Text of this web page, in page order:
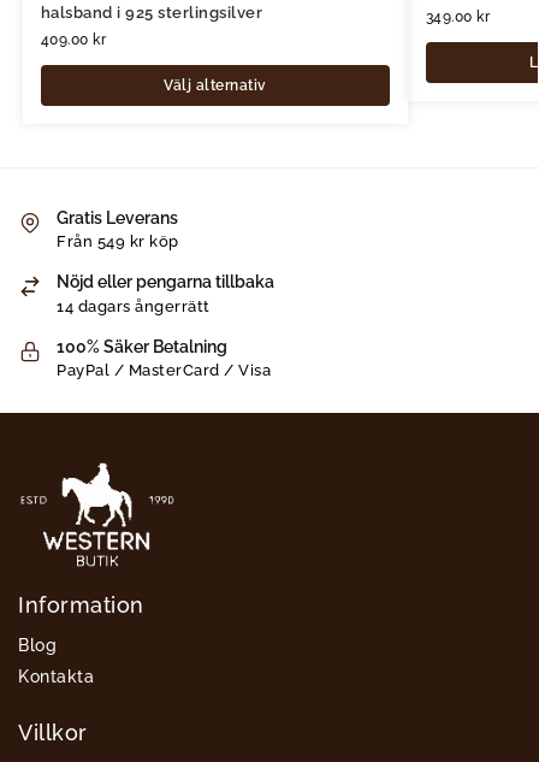
halsband i 925 sterlingsilver
409.00 kr
Välj alternativ
349.00 kr
Gratis Leverans
Från 549 kr köp
Nöjd eller pengarna tillbaka
14 dagars ångerrätt
100% Säker Betalning
PayPal / MasterCard / Visa
Information
Blog
Kontakta
Villkor